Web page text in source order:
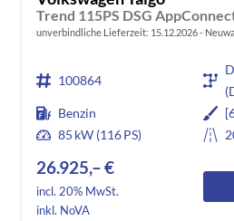
unverbindliche Lieferzeit: 15.12.2026
100864
Benzin
85 kW (116 PS)
26.925,– €
incl. 20% MwSt.
inkl. NoVA